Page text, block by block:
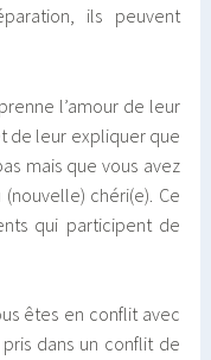
ils peuvent
l’amour de leur
de leur expliquer que
mais que vous avez
chéri(e). Ce
qui participent de
êtes en conflit avec
dans un conflit de